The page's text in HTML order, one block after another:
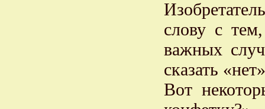
слову с
важных
сказать
Вот